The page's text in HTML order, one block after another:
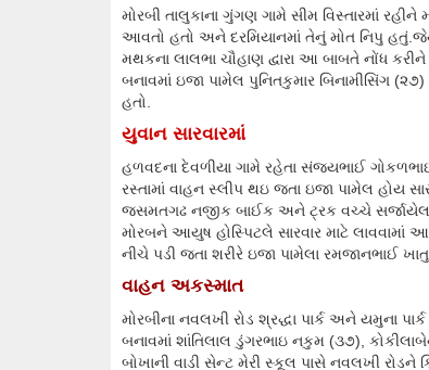
મોરબી તાલુકાના ગુંગણ ગામે સીમ વિસ્તારમાં રહીને
આવતો હતો અને દરમિયાનમાં તેનું મોત નિપુ
મથકના લાલભા ચૌહાણ દ્વારા આ બાબતે નોંધ
બનાવમાં ઇજા પામેલ પુનિતકુમાર બિનામીસિંગ
હતો.
યુવાન સારવારમાં
હળવદના દેવળીયા ગામે રહેતા સંજયભાઈ
રસ્તામાં વાહન સ્લીપ થઇ જતા ઇજા પામેલ હોય
જસમતગઢ નજીક બાઈક અને ટ્રક વચ્ચે સર્જાયેલા
મોરબને આયુષ હોસ્પિટલે સારવાર માટે લાવવામાં
નીચે પડી જતા શરીરે ઇજા પામેલા રમજાનભાઈ
વાહન અકસ્માત
મોરબીના નવલખી રોડ શ્રદ્ધા પાર્ક અને યમુના
બનાવમાં શાંતિલાલ ડુંગરભાઇ નકુમ (૩૭),
બોખાની વાડી સેન્ટ મેરી સ્કૂલ પાસે નવલખી રોડને